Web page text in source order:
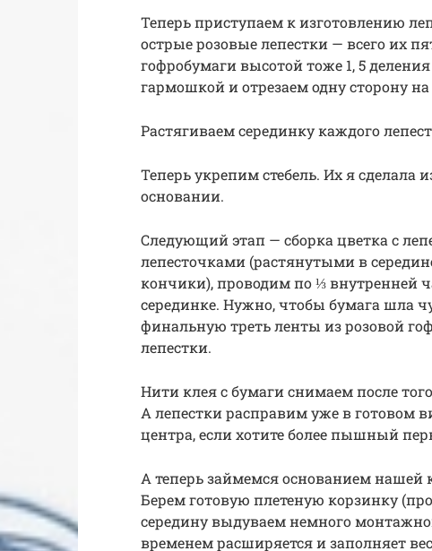
Теперь приступаем к изготовлению
острые розовые лепестки — всего их
гофробумаги высотой тоже 1, 5
гармошкой и отрезаем одну сторону
Растягиваем серединку каждого
Теперь укрепим стебель. Их я сделала
основании.
Следующий этап — сборка цветка с
лепесточками (растянутыми в
кончики), проводим по ⅓ внутренней
серединке. Нужно, чтобы бумага шла
финальную треть ленты из розовой
лепестки.
Нити клея с бумаги снимаем после
А лепестки расправим уже в готовом
центра, если хотите более пышный
А теперь займемся основанием
Берем готовую плетеную корзинку
середину выдуваем немного
временем расширяется и заполняет